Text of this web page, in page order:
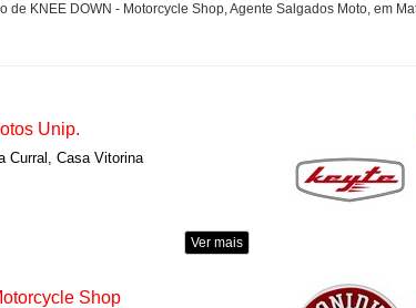
de KNEE DOWN - Motorcycle Shop, Agente Salgados Moto, em
Unip.
Curral, Casa Vitorina
Ver mais
Shop